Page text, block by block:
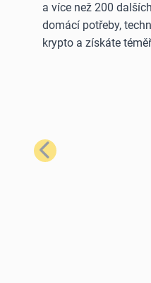
a více než 200
domácí potřeby,
krypto a získáte
Předchozí